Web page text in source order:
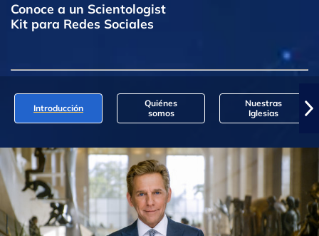
Conoce a un Scientologist
Kit para Redes Sociales
Introducción
Quiénes
somos
Nuestras
Iglesias